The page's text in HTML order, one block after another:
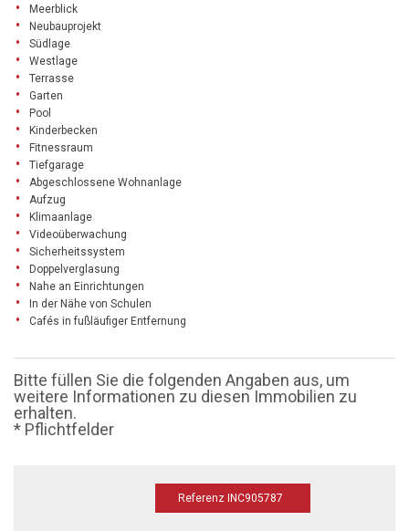
Meerblick
Neubauprojekt
Südlage
Westlage
Terrasse
Garten
Pool
Kinderbecken
Fitnessraum
Tiefgarage
Abgeschlossene Wohnanlage
Aufzug
Klimaanlage
Videoüberwachung
Sicherheitssystem
Doppelverglasung
Nahe an Einrichtungen
In der Nähe von Schulen
Cafés in fußläufiger Entfernung
Bitte füllen Sie die folgenden Angaben aus, um
weitere Informationen zu diesen Immobilien zu
erhalten.
* Pflichtfelder
Referenz INC905787